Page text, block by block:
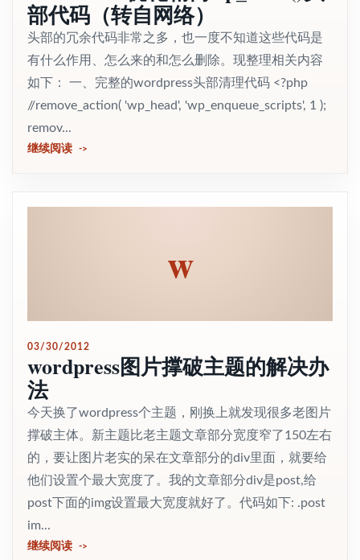
部代码（转自网络）
头部的冗余代码非常之多，也一度不知道这些代码是
有什么作用、怎么来的和怎么删除。现整理相关内容
如下： 一、完整的wordpress头部清理代码 <?php
//remove_action( 'wp_head', 'wp_enqueue_scripts', 1 );
remov...
继续阅读
w
03/30/2012
wordpress图片撑破主题的解决办
法
今天换了wordpress个主题，刚换上就发现很多老图片
撑破主体。新主题比老主题文章部分宽度窄了150左右
的，要让图片老实的呆在文章部分的div里面，就要给
他们设置个最大宽度了。我的文章部分div是post,给
post下面的img设置最大宽度就好了。代码如下: .post
im...
继续阅读